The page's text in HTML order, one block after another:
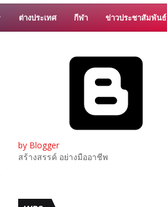
ต่างประเทศ กีฬา ข่าวประชาสัมพันธ์
by Blogger
สร้างสรรค์ อย่างมืออาชีพ